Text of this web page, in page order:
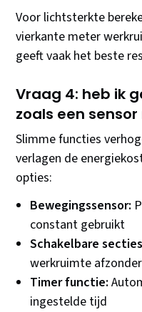
Voor lichtsterkte
vierkante meter
geeft vaak het beste
Vraag 4: heb ik
zoals een
Slimme functies
verlagen de
opties:
Bewegingssensor:
constant gebruikt
Schakelbare
werkruimte
Timer functie:
ingestelde tijd